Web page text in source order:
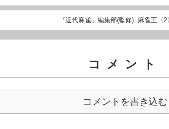
『近代麻雀』編集部(監修), 麻雀王〈
コメント
コメントを書き込む